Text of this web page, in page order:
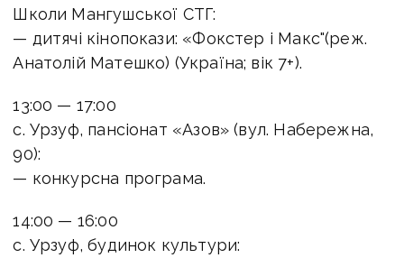
Школи Мангушської СТГ:
— дитячі кінопокази: «Фокстер і Макс"(реж.
Анатолій Матешко) (Україна; вік 7+).
13:00 — 17:00
с. Урзуф, пансіонат «Азов» (вул. Набережна,
90):
— конкурсна програма.
14:00 — 16:00
с. Урзуф, будинок культури: